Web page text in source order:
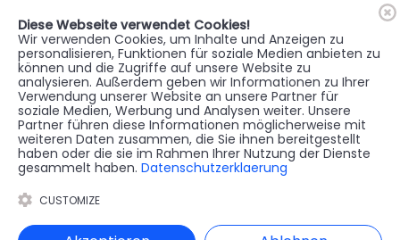
MENU
🇦🇹 Register
Diese Webseite verwendet Cookies!
Wir verwenden Cookies, um Inhalte und Anzeigen zu
personalisieren, Funktionen für soziale Medien anbieten zu
können und die Zugriffe auf unsere Website zu
analysieren. Außerdem geben wir Informationen zu Ihrer
Verwendung unserer Website an unsere Partner für
soziale Medien, Werbung und Analysen weiter. Unsere
Partner führen diese Informationen möglicherweise mit
weiteren Daten zusammen, die Sie ihnen bereitgestellt
haben oder die sie im Rahmen Ihrer Nutzung der Dienste
gesammelt haben. Datenschutzerklaerung
CUSTOMIZE